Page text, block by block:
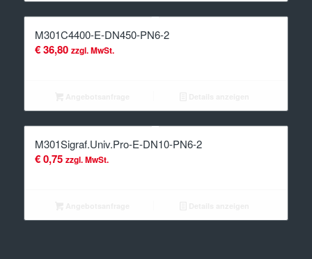
M301C4400-E-DN450-PN6-2
€36,80 zzgl. MwSt.
M301Sigraf.Univ.Pro-E-DN10-PN6-2
€0,75 zzgl. MwSt.